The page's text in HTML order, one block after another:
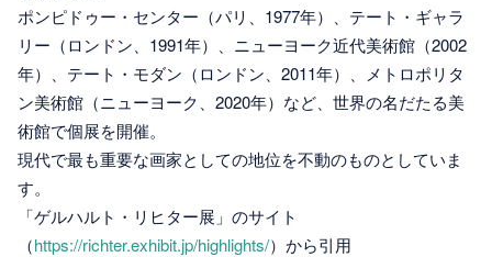
ポンピドゥー・センター（パリ、1977年）、テート・ギャラ
リー（ロンドン、1991年）、ニューヨーク近代美術館（2002
年）、テート・モダン（ロンドン、2011年）、メトロポリタ
ン美術館（ニューヨーク、2020年）など、世界の名だたる美
術館で個展を開催。
現代で最も重要な画家としての地位を不動のものとしていま
す。
「ゲルハルト・リヒター展」のサイト
（https://richter.exhibit.jp/highlights/）から引用